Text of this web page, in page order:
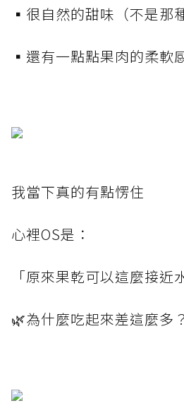
▪️很自然的甜味（不是那
▪️還有一點點果肉的柔軟
我當下真的有點愣住
心裡OS是：
「原來果乾可以這麼接近
🌿為什麼吃起來差這麼多